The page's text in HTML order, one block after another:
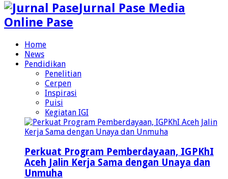
Jurnal Pase Media
Online Pase
Home
News
Pendidikan
Penelitian
Cerpen
Inspirasi
Puisi
Kegiatan IGI
Perkuat Program Pemberdayaan, IGPKhI
Aceh Jalin Kerja Sama dengan Unaya dan
Unmuha